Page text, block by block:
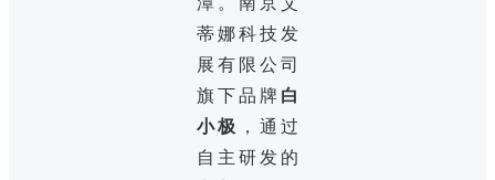
蒂娜科技发
展有限公司
旗下品牌 白
小极
，通过
自主研发的